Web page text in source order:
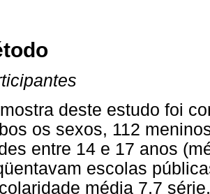
deste estudo foi
os sexos, 112
entre 14 e 17 anos
escolas
média 7,7